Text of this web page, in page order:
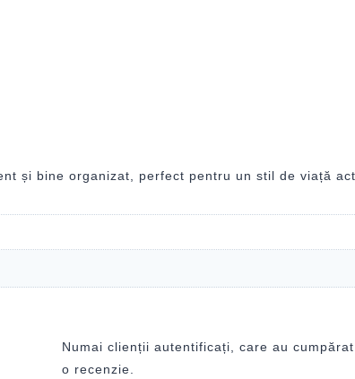
și bine organizat, perfect pentru un stil de viață
Numai clienții autentificați, care au
o recenzie.